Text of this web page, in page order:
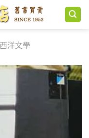
西洋文學